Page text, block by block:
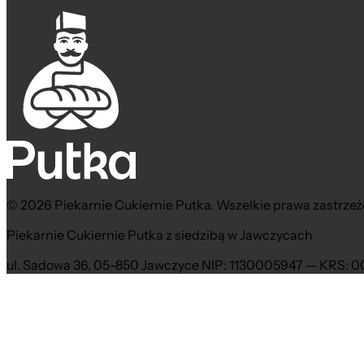
© 2026 Piekarnie Cukiernie Putka. Wszelkie prawa
Piekarnie Cukiernie Putka z siedzibą w Jawczycach
ul. Sadowa 36, 05-850 Jawczyce NIP: 1130005947 — KRS: